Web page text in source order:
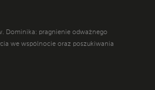
Dominika: pragnienie odważnego
we wspólnocie oraz poszukiwania